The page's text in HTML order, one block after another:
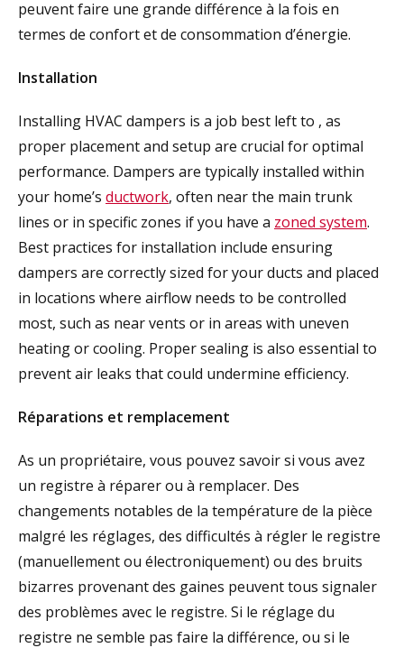
peuvent faire une grande différence à la fois en
termes de confort et de consommation d’énergie.
Installation
Installing HVAC dampers is a job best left to , as
proper placement and setup are crucial for optimal
performance. Dampers are typically installed within
your home’s ductwork, often near the main trunk
lines or in specific zones if you have a zoned system.
Best practices for installation include ensuring
dampers are correctly sized for your ducts and placed
in locations where airflow needs to be controlled
most, such as near vents or in areas with uneven
heating or cooling. Proper sealing is also essential to
prevent air leaks that could undermine efficiency.
Réparations et remplacement
As un propriétaire, vous pouvez savoir si vous avez
un registre à réparer ou à remplacer. Des
changements notables de la température de la pièce
malgré les réglages, des difficultés à régler le registre
(manuellement ou électroniquement) ou des bruits
bizarres provenant des gaines peuvent tous signaler
des problèmes avec le registre. Si le réglage du
registre ne semble pas faire la différence, ou si le